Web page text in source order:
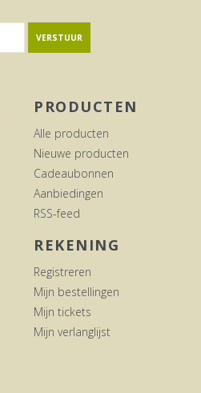
VERSTUUR
PRODUCTEN
Alle producten
Nieuwe producten
Cadeaubonnen
Aanbiedingen
RSS-feed
REKENING
Registreren
Mijn bestellingen
Mijn tickets
Mijn verlanglijst